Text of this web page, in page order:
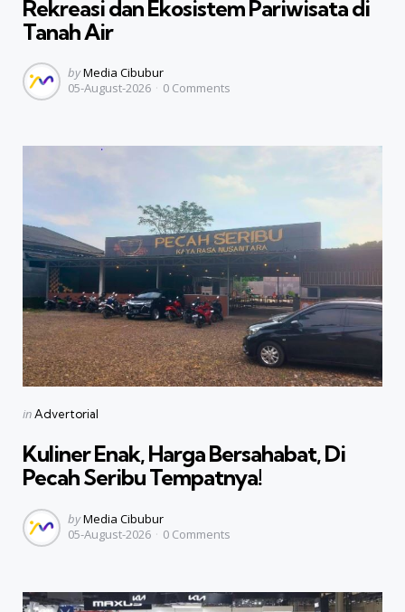
Rekreasi dan Ekosistem Pariwisata di
Tanah Air
Posted
by
byMedia Cibubur
05-August-2026
0 Comments
Categories
Posted
inAdvertorial
Kuliner Enak, Harga Bersahabat, Di
Pecah Seribu Tempatnya!
Posted
by
byMedia Cibubur
05-August-2026
0 Comments